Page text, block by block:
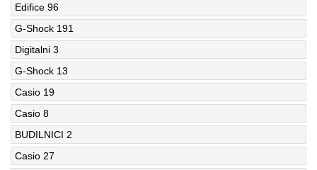
Edifice 96
G-Shock 191
Digitalni 3
G-Shock 13
Casio 19
Casio 8
BUDILNICI 2
Casio 27